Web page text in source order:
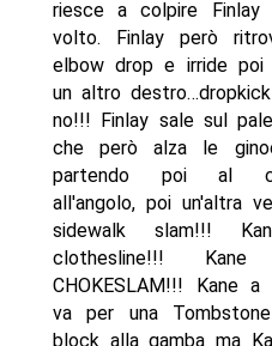
riesce a colpire
volto. Finlay però
elbow drop e irride poi
un altro
no!!! Finlay sale sul
che però alza le
partendo poi al
all'angolo, poi un'altra
sidewalk slam!!!
clothesline!!!
CHOKESLAM!!! Kane
va per una
block alla gamba ma